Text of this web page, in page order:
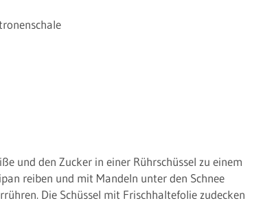
und den Zucker in einer Rührschüssel zu einem
reiben und mit Mandeln unter den Schnee
Die Schüssel mit Frischhaltefolie zudecken